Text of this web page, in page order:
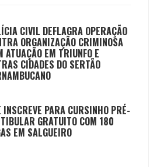
CIVIL DEFLAGRA OPERAÇÃO
ORGANIZAÇÃO CRIMINOSA
ATUAÇÃO EM TRIUNFO E
CIDADES DO SERTÃO
INSCREVE PARA CURSINHO PRÉ-
GRATUITO COM 180
EM SALGUEIRO